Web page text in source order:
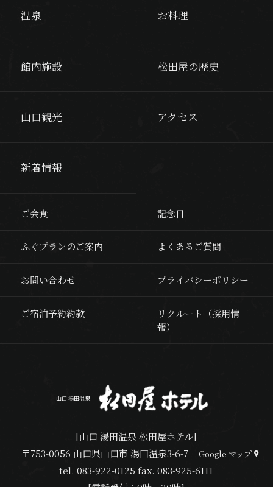
温泉 お料理
館内施設 松田屋の歴史
山口観光 アクセス
新着情報
ご会食 記念日
ふぐプランのご案内 よくあるご質問
お問い合わせ プライバシーポリシー
ご宿泊予約約款
リクルート（採用情
報）
山口 湯田温泉
[山口 湯田温泉 松田屋ホテル]
〒753-0056 山口県山口市 湯田温泉3-6-7
Google マップ
tel.083-922-0125 fax.083-925-6111